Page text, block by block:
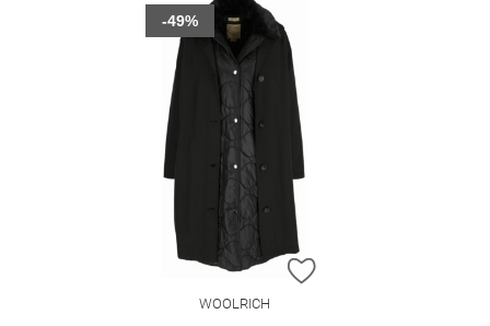
ZUR WUNSCHLISTE
WOOLRICH
-49%